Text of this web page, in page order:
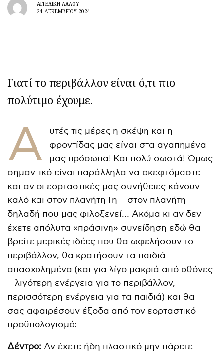
ΑΓΓΕΛΙΚΉ ΛΆΛΟΥ
24 ΔΕΚΕΜΒΡΊΟΥ 2024
Γιατί το περιβάλλον είναι ό,τι πιο
πολύτιμο έχουμε.
Α
υτές τις μέρες η σκέψη και η
φροντίδας μας είναι στα αγαπημένα
μας πρόσωπα! Και πολύ σωστά! Όμως
σημαντικό είναι παράλληλα να σκεφτόμαστε
και αν οι εορταστικές μας συνήθειες κάνουν
καλό και στον πλανήτη Γη – στον πλανήτη
δηλαδή που μας φιλοξενεί… Ακόμα κι αν δεν
έχετε απόλυτα «πράσινη» συνείδηση εδώ θα
βρείτε μερικές ιδέες που θα ωφελήσουν το
περιβάλλον, θα κρατήσουν τα παιδιά
απασχολημένα (και για λίγο μακριά από οθόνες
– λιγότερη ενέργεια για το περιβάλλον,
περισσότερη ενέργεια για τα παιδιά) και θα
σας αφαιρέσουν έξοδα από τον εορταστικό
προϋπολογισμό:
Δέντρο: Αν έχετε ήδη πλαστικό μην πάρετε